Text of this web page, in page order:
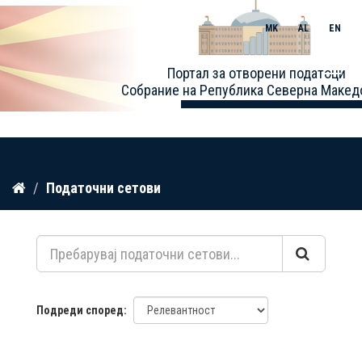
Прескокнете
содржина
Портал за отворени податоци
Собрание на Република Северна
MK AL EN
Toggle
Податочни сетови
Подреди според